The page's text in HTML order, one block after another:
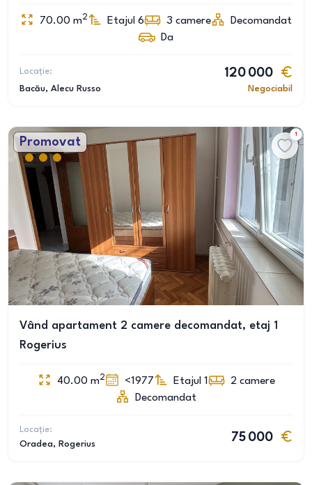
70.00 m2 Etajul 6 3 camere
Decomandat
Da
Locație:
Bacău, Alecu Russo
120 000
Negociabil
Promovat
1
Vând apartament 2 camere decomandat, etaj 1
Rogerius
40.00 m2 <1977 Etajul 1 2 camere
Decomandat
Locație:
Oradea, Rogerius
75 000